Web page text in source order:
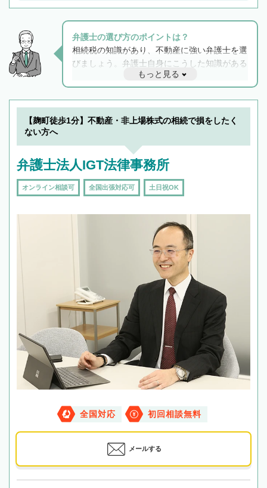
弁護士の選び方のポイントは？
相続税の知識があり、不動産に強い弁護士を選
びましょう。弁護士自身にこうした知識がある
と他士業との連携もスムーズに進み、トラブル
解決のみならず相続をトータルで任せることが
できます。また、相続は感情がからむ分野なの
でフィーリングも重要です。実際に電話や面談
で複数の弁護士と会話をしてウマが合う方に依
もっと見る
【麹町徒歩1分】不動産・非上場株式の相続で損をしたく
ない方へ
弁護士法人IGT法律事務所
オンライン相談可 全国出張対応可 土日祝OK
全国対応 初回相談無料
メールする